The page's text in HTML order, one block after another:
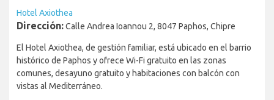
Hotel Axiothea
Dirección:Calle Andrea Ioannou 2, 8047 Paphos, Chipre
El Hotel Axiothea, de gestión familiar, está ubicado en el barrio
histórico de Paphos y ofrece Wi-Fi gratuito en las zonas
comunes, desayuno gratuito y habitaciones con balcón con
vistas al Mediterráneo.